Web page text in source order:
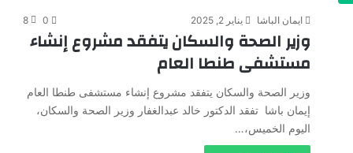
ايمان الباشا يناير 2, 2025 0
8
وزير الصحة والسكان يتفقد مشروع إنشاء
مستشفى طنطا العام
وزير الصحة والسكان يتفقد مشروع إنشاء مستشفى طنطا العام
إيمان باشا تفقد الدكتور خالد عبدالغفار وزير الصحة والسكان،
اليوم الخميس،…